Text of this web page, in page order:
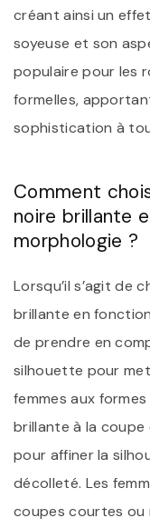
créant ainsi un
soyeuse et son
populaire pour les
formelles,
sophistication à
Comment
noire brillante
morphologie ?
Lorsqu’il s’agit de
brillante en
de prendre en
silhouette pour
femmes aux
brillante à la
pour affiner la
décolleté. Les
coupes courtes ou